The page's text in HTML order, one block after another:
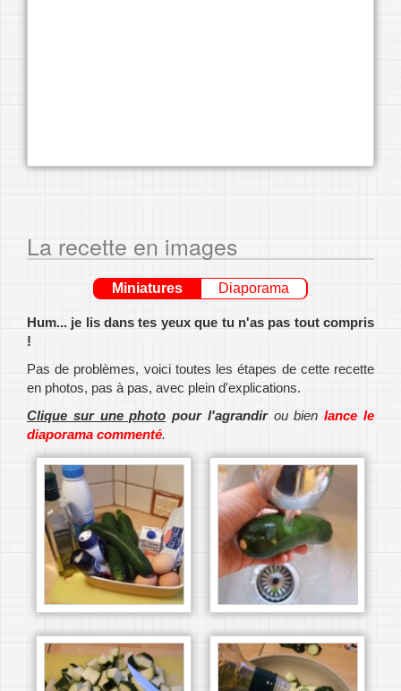
La recette en images
Miniatures Diaporama
Hum... je lis dans tes yeux que tu n'as pas tout compris
!
Pas de problèmes, voici toutes les étapes de cette recette
en photos, pas à pas, avec plein d'explications.
Clique sur une photo pour l'agrandirou bienlance le
diaporama commenté.